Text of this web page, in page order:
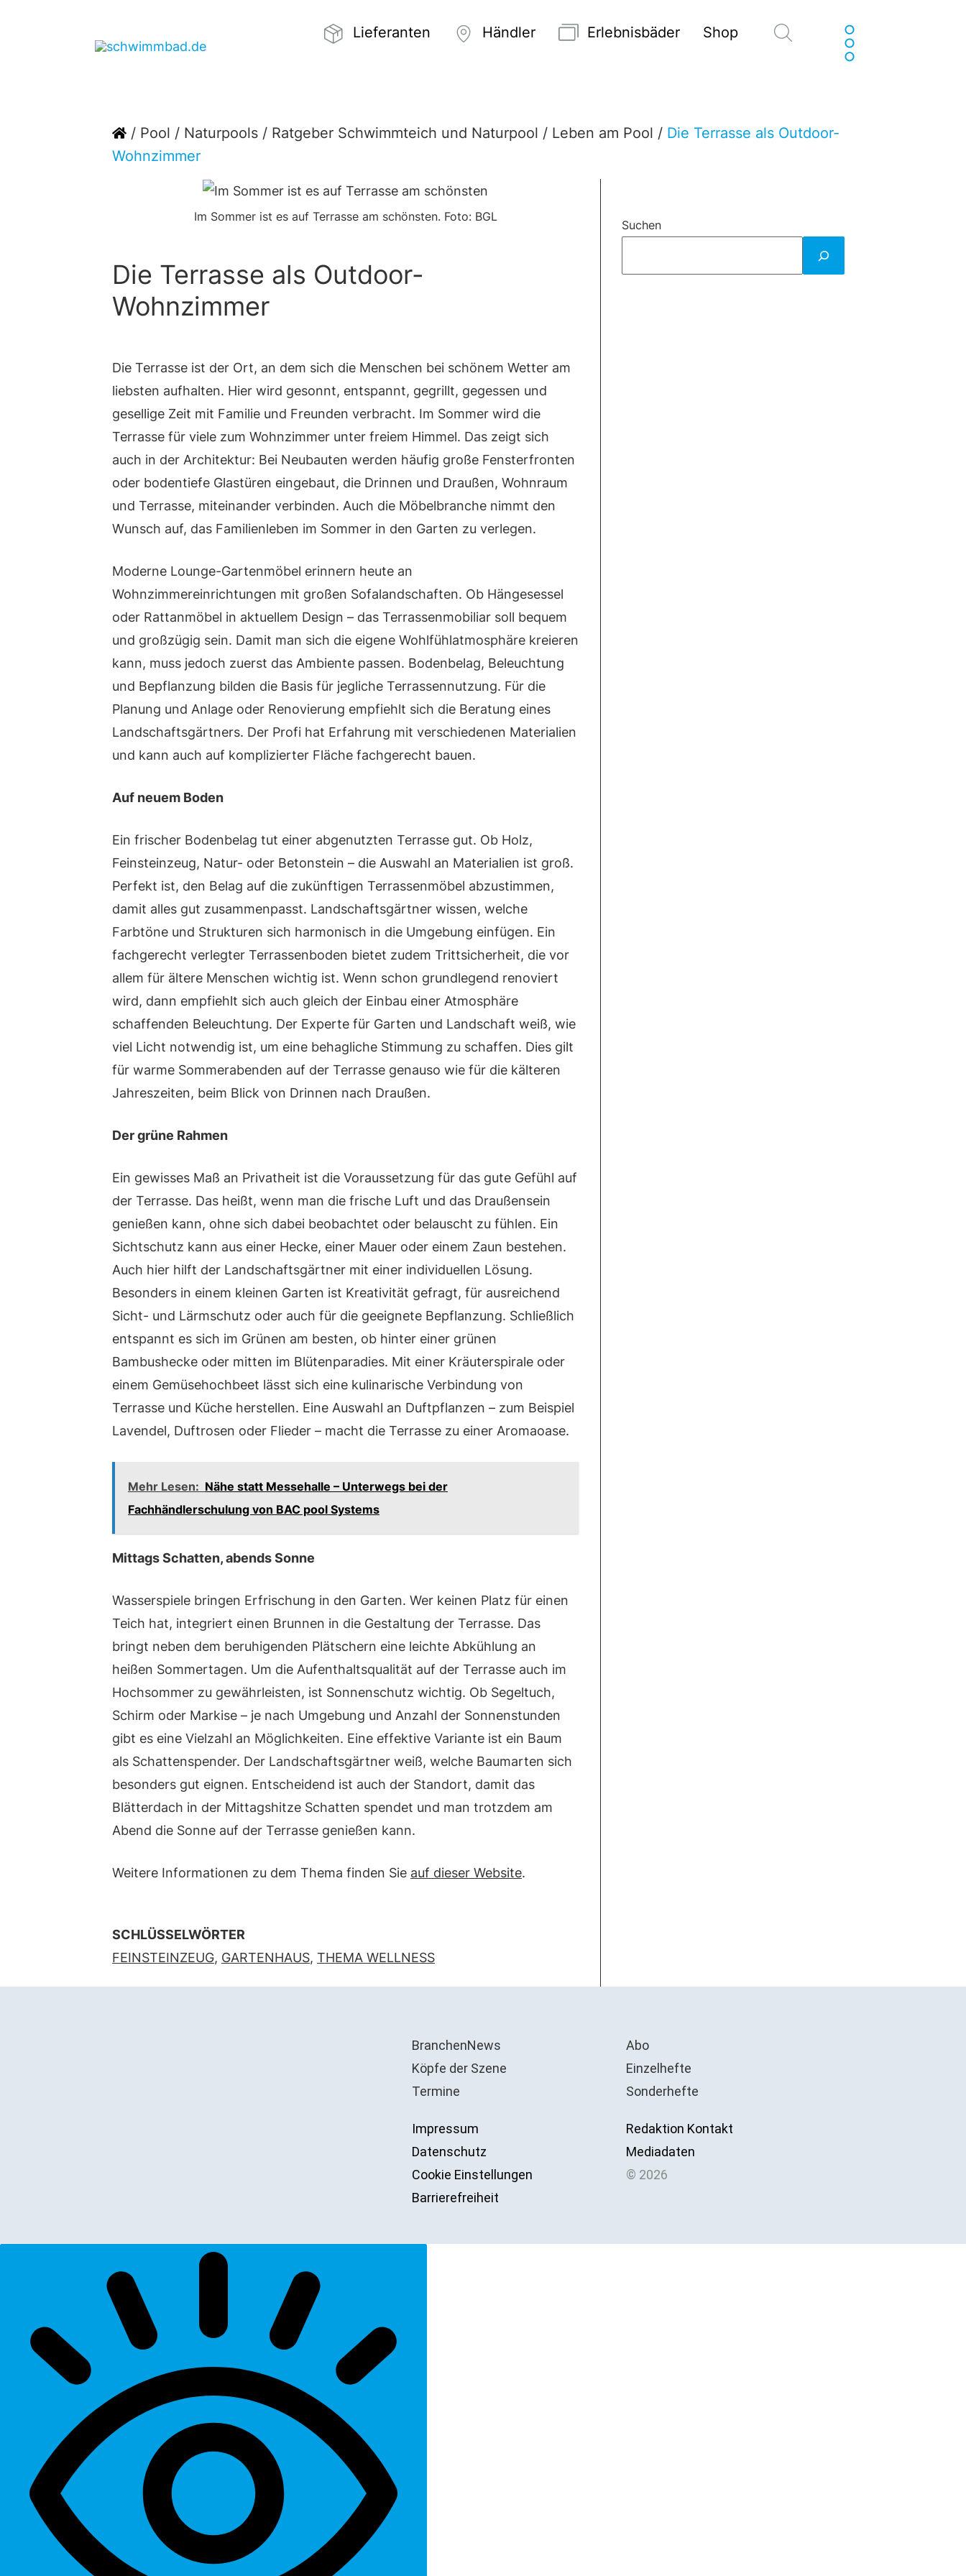
Lieferanten Händler Erlebnisbäder Shop Suchen
Home
/ Pool / Naturpools / Ratgeber Schwimmteich und Naturpool / Leben am Pool / Die Terrasse als Outdoor-
Wohnzimmer
Im Sommer ist es auf Terrasse am schönsten. Foto: BGL
Die Terrasse als Outdoor-
Wohnzimmer
Die Terrasse ist der Ort, an dem sich die Menschen bei schönem Wetter am
liebsten aufhalten. Hier wird gesonnt, entspannt, gegrillt, gegessen und
gesellige Zeit mit Familie und Freunden verbracht. Im Sommer wird die
Terrasse für viele zum Wohnzimmer unter freiem Himmel. Das zeigt sich
auch in der Architektur: Bei Neubauten werden häufig große Fensterfronten
oder bodentiefe Glastüren eingebaut, die Drinnen und Draußen, Wohnraum
und Terrasse, miteinander verbinden. Auch die Möbelbranche nimmt den
Wunsch auf, das Familienleben im Sommer in den Garten zu verlegen.
Moderne Lounge-Gartenmöbel erinnern heute an
Wohnzimmereinrichtungen mit großen Sofalandschaften. Ob Hängesessel
oder Rattanmöbel in aktuellem Design – das Terrassenmobiliar soll bequem
und großzügig sein. Damit man sich die eigene Wohlfühlatmosphäre kreieren
kann, muss jedoch zuerst das Ambiente passen. Bodenbelag, Beleuchtung
und Bepflanzung bilden die Basis für jegliche Terrassennutzung. Für die
Planung und Anlage oder Renovierung empfiehlt sich die Beratung eines
Landschaftsgärtners. Der Profi hat Erfahrung mit verschiedenen Materialien
und kann auch auf komplizierter Fläche fachgerecht bauen.
Auf neuem Boden
Ein frischer Bodenbelag tut einer abgenutzten Terrasse gut. Ob Holz,
Feinsteinzeug, Natur- oder Betonstein – die Auswahl an Materialien ist groß.
Perfekt ist, den Belag auf die zukünftigen Terrassenmöbel abzustimmen,
damit alles gut zusammenpasst. Landschaftsgärtner wissen, welche
Farbtöne und Strukturen sich harmonisch in die Umgebung einfügen. Ein
fachgerecht verlegter Terrassenboden bietet zudem Trittsicherheit, die vor
allem für ältere Menschen wichtig ist. Wenn schon grundlegend renoviert
wird, dann empfiehlt sich auch gleich der Einbau einer Atmosphäre
schaffenden Beleuchtung. Der Experte für Garten und Landschaft weiß, wie
viel Licht notwendig ist, um eine behagliche Stimmung zu schaffen. Dies gilt
für warme Sommerabenden auf der Terrasse genauso wie für die kälteren
Jahreszeiten, beim Blick von Drinnen nach Draußen.
Der grüne Rahmen
Ein gewisses Maß an Privatheit ist die Voraussetzung für das gute Gefühl auf
der Terrasse. Das heißt, wenn man die frische Luft und das Draußensein
genießen kann, ohne sich dabei beobachtet oder belauscht zu fühlen. Ein
Sichtschutz kann aus einer Hecke, einer Mauer oder einem Zaun bestehen.
Auch hier hilft der Landschaftsgärtner mit einer individuellen Lösung.
Besonders in einem kleinen Garten ist Kreativität gefragt, für ausreichend
Sicht- und Lärmschutz oder auch für die geeignete Bepflanzung. Schließlich
entspannt es sich im Grünen am besten, ob hinter einer grünen
Bambushecke oder mitten im Blütenparadies. Mit einer Kräuterspirale oder
einem Gemüsehochbeet lässt sich eine kulinarische Verbindung von
Terrasse und Küche herstellen. Eine Auswahl an Duftpflanzen – zum Beispiel
Lavendel, Duftrosen oder Flieder – macht die Terrasse zu einer Aromaoase.
Mehr Lesen: Nähe statt Messehalle – Unterwegs bei der
Fachhändlerschulung von BAC pool Systems
Mittags Schatten, abends Sonne
Wasserspiele bringen Erfrischung in den Garten. Wer keinen Platz für einen
Teich hat, integriert einen Brunnen in die Gestaltung der Terrasse. Das
bringt neben dem beruhigenden Plätschern eine leichte Abkühlung an
heißen Sommertagen. Um die Aufenthaltsqualität auf der Terrasse auch im
Hochsommer zu gewährleisten, ist Sonnenschutz wichtig. Ob Segeltuch,
Schirm oder Markise – je nach Umgebung und Anzahl der Sonnenstunden
gibt es eine Vielzahl an Möglichkeiten. Eine effektive Variante ist ein Baum
als Schattenspender. Der Landschaftsgärtner weiß, welche Baumarten sich
besonders gut eignen. Entscheidend ist auch der Standort, damit das
Blätterdach in der Mittagshitze Schatten spendet und man trotzdem am
Abend die Sonne auf der Terrasse genießen kann.
Weitere Informationen zu dem Thema finden Sie auf dieser Website.
SCHLÜSSELWÖRTER
FEINSTEINZEUG, GARTENHAUS, THEMA WELLNESS
Suchen
BranchenNews
Köpfe der Szene
Termine
Impressum
Datenschutz
Cookie Einstellungen
Barrierefreiheit
Abo
Einzelhefte
Sonderhefte
Redaktion Kontakt
Mediadaten
© 2026